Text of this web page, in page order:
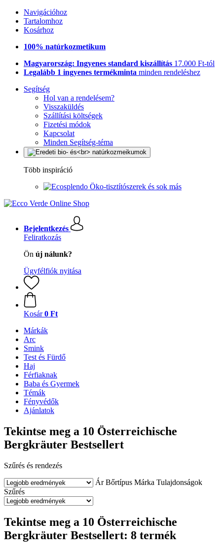
Navigációhoz
Tartalomhoz
Kosárhoz
100% natúrkozmetikum
Magyarország: Ingyenes standard kiszállítás 17.000 Ft-tól
Legalább 1 ingyenes termékminta minden rendeléshez
Segítség
Hol van a rendelésem?
Visszaküldés
Szállítási költségek
Fizetési módok
Kapcsolat
Minden Segítség-téma
Több inspiráció
Öko-tisztítószerek és sok más
Bejelentkezés
Feliratkozás
Ön új nálunk?
Ügyfélfiók nyitása
Kosár 0 Ft
Márkák
Arc
Smink
Test és Fürdő
Haj
Férfiaknak
Baba és Gyermek
Témák
Fényvédők
Ajánlatok
Tekintse meg a 10 Österreichische
Bergkräuter Bestsellert
Szűrés és rendezés
Ár Bőrtípus Márka Tulajdonságok
Szűrés
Tekintse meg a 10 Österreichische
Bergkräuter Bestsellert: 8 termék